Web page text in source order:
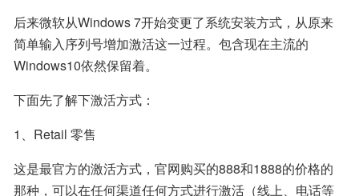
后来微软从Windows 7开始变更了系统安装方式，从原来
简单输入序列号增加激活这一过程。包含现在主流的
Windows10依然保留着。
下面先了解下激活方式：
1、Retail 零售
这是最官方的激活方式，官网购买的888和1888的价格的
那种，可以在任何渠道任何方式进行激活（线上、电话等